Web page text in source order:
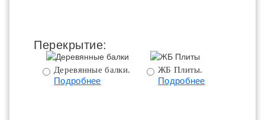
Перекрытие:
Деревянные балки.
Подробнее
ЖБ Плиты.
Подробнее